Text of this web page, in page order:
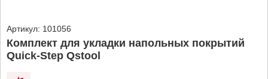
Артикул: 101056
Комплект для укладки напольных покрытий
Quick-Step Qstool